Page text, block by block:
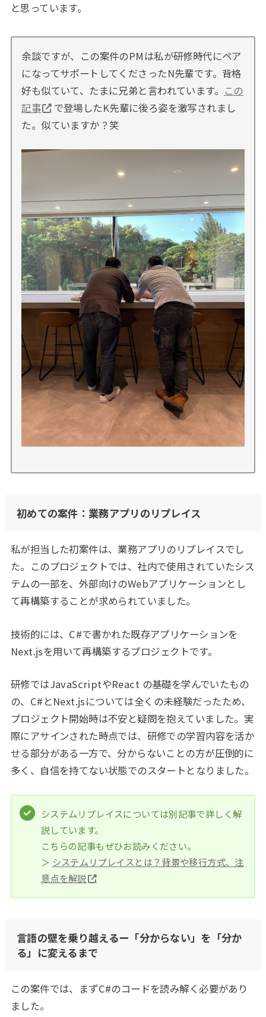
と思っています。
余談ですが、この案件のPMは私が研修時代にペア
になってサポートしてくださったN先輩です。背格
好も似ていて、たまに兄弟と言われています。 この
記事
で登場したK先輩に後ろ姿を激写されまし
た。似ていますか？笑
初めての案件：業務アプリのリプレイス
私が担当した初案件は、業務アプリのリプレイスでし
た。このプロジェクトでは、社内で使用されていたシス
テムの一部を、外部向けのWebアプリケーションとし
て再構築することが求められていました。
技術的には、C#で書かれた既存アプリケーションを
Next.jsを用いて再構築するプロジェクトです。
研修ではJavaScriptやReact の基礎を学んでいたもの
の、C#とNext.jsについては全くの未経験だったため、
プロジェクト開始時は不安と疑問を抱えていました。実
際にアサインされた時点では、研修での学習内容を活か
せる部分がある一方で、分からないことの方が圧倒的に
多く、自信を持てない状態でのスタートとなりました。
システムリプレイスについては別記事で詳しく解
説しています。
こちらの記事もぜひお読みください。
＞ システムリプレイスとは？背景や移行方式、注
意点を解説
言語の壁を乗り越えるー「分からない」を「分か
る」に変えるまで
この案件では、まずC#のコードを読み解く必要があり
ました。